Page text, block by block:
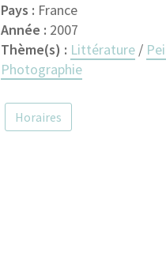
Pays : France
Année : 2007
Thème(s) : Littérature /
Photographie
Horaires